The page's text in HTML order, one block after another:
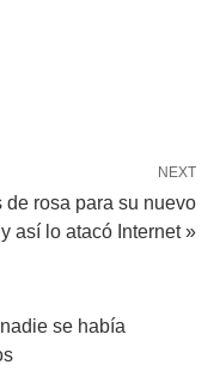
NEXT
rosa para su nuevo
así lo atacó Internet »
se había